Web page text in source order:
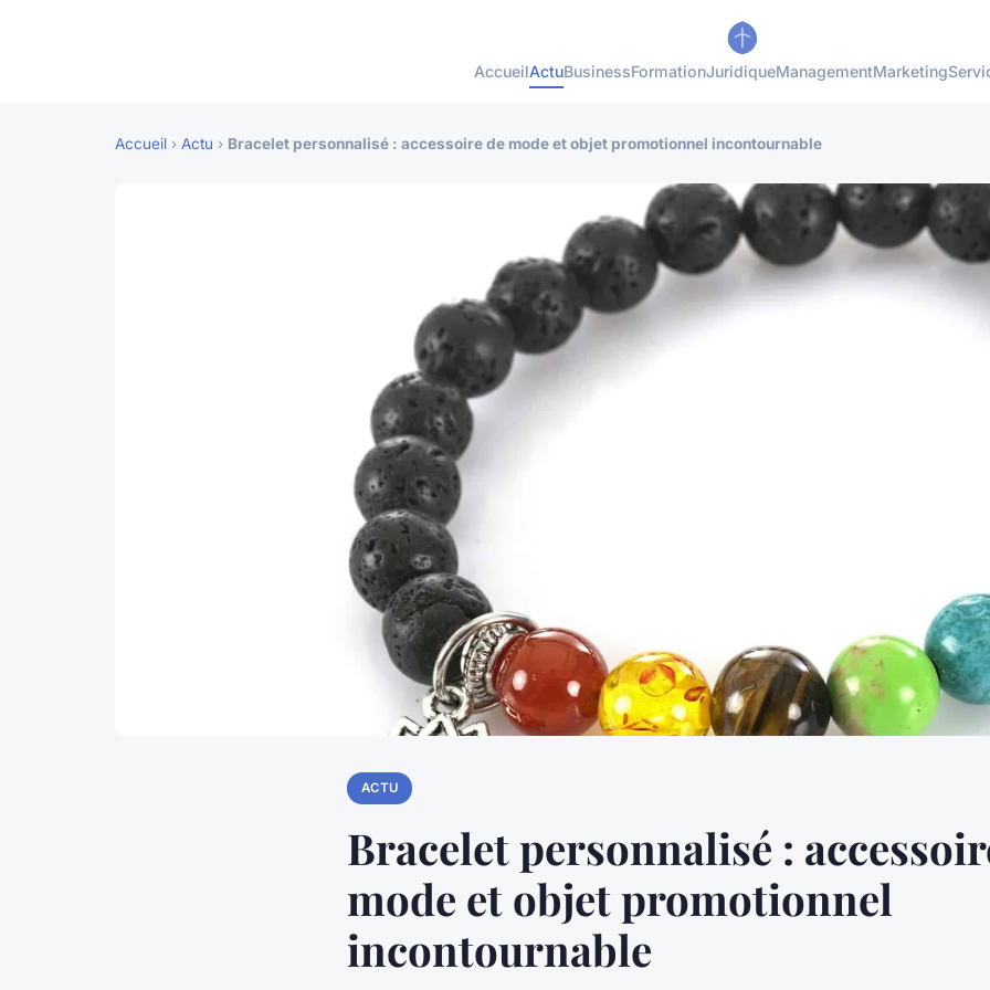
AccueilActuBusinessFormationJuridiqueManagementMarketing
Accueil › Actu › Bracelet personnalisé : accessoire de mode et objet promotionnel incontournable
ACTU
Bracelet personnalisé :
mode et objet promotionnel
incontournable